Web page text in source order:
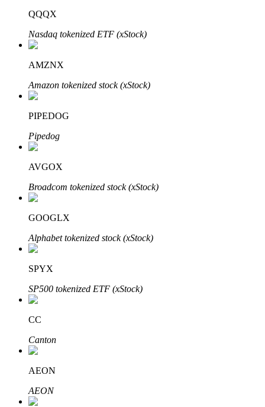
定投理财
享受活期理財及長期收益
Bitrue
合夥人計劃
QQQX
Nasdaq tokenized ETF (xStock)
AMZNX
Amazon tokenized stock (xStock)
PIPEDOG
Pipedog
AVGOX
Broadcom tokenized stock (xStock)
GOOGLX
Alphabet tokenized stock (xStock)
SPYX
SP500 tokenized ETF (xStock)
CC
Canton
AEON
AEON